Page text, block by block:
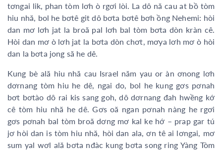
tơngai lik, phan tòm lơh ò rgơi lòi. La dô nă cau at bồ tòm
hiu nhă, bol he bơtê git dô bơta bơtê bơh ồng Nehemi: hòi
dan mơ lơh jat la broă pal lơh bal tòm bơta dòn kràn cê.
Hòi dan mơ ò lơh jat la bơta dòn chơt, mơya lơh mơ ò hòi
dan la bơta jong să he dê.
Kung bè ală hiu nhă cau Israel năm yau or àn ơnong lơh
dơrnang tòm hiu he dê, ngai do, bol he kung gơs pơnah
bơt bơtào dô rai kis sang goh, dô dơrnang đah hwềng kớ
cê tòm hiu nhă he dê. Gơs oă ngan pơnah nàng he rgơi
gơs pơnah bal tòm broă dơng mơ kal ke hớ – prap gar tú
jơ hòi dan is tòm hiu nhă, hòi dan ala, ơn tê ai lơngai, mơ
sum yal wơl ală bơta nđàc kung bơta song ring Yàng Tòm